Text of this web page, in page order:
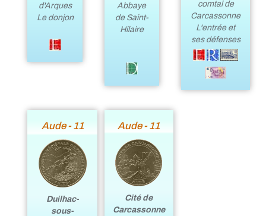
d'Arques
Le donjon
Abbaye
de Saint-
Hilaire
comtal de
Carcassonne
L'entrée et
ses défenses
Aude - 11
Duilhac-
sous-
Aude - 11
Cité de
Carcassonne